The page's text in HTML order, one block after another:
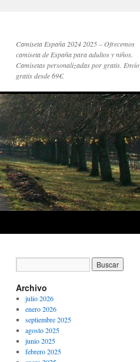
Camiseta España 2024 2025 – Ofrecemos
camiseta de España para adultos y niños.
Camisetas personalizadas por gratis. Envío
gratis desde 69€.
Archivo
julio 2026
enero 2026
septiembre 2025
agosto 2025
junio 2025
febrero 2025